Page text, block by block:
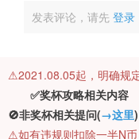
发表评论，请先 登录
⚠️2021.08.05起，明确规
✅奖杯攻略相关内
🚫非奖杯相关提问(→这里
⚠️如有违规则扣除一半N